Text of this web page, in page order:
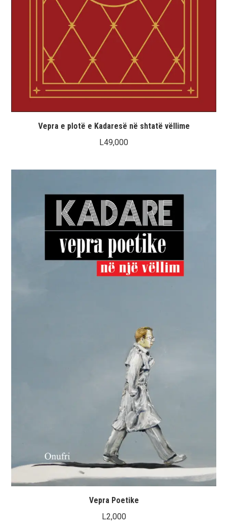
Vepra e plotë e Kadaresë në shtatë vëllime
L49,000
Vepra Poetike
L2,000